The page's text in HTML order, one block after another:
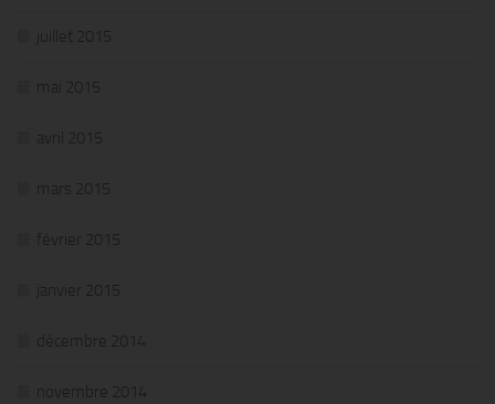
juillet 2015
mai 2015
avril 2015
mars 2015
février 2015
janvier 2015
décembre 2014
novembre 2014